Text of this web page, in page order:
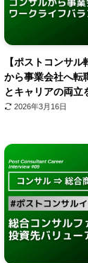
【ポストコンサ
から事業会社へ転
とキャリアの両立
2026年3月16日